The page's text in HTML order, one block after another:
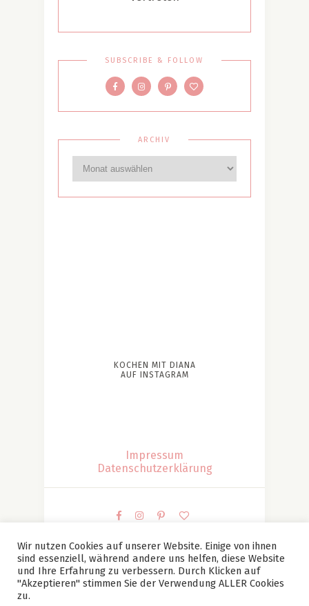
SUBSCRIBE & FOLLOW
ARCHIV
KOCHEN MIT DIANA
AUF INSTAGRAM
Impressum
Datenschutzerklärung
© Kochen mit Diana | Diana Patesan Alle Bilder und
Texte sind mein Eigentum (falls nicht anders
Wir nutzen Cookies auf unserer Website. Einige von ihnen
sind essenziell, während andere uns helfen, diese Website
und Ihre Erfahrung zu verbessern. Durch Klicken auf
"Akzeptieren" stimmen Sie der Verwendung ALLER Cookies
zu.